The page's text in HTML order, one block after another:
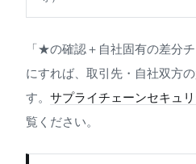
「★の確認＋自社固有の差分
にすれば、取引先・自社双方
す。 サプライチェーンセキュ
覧ください。